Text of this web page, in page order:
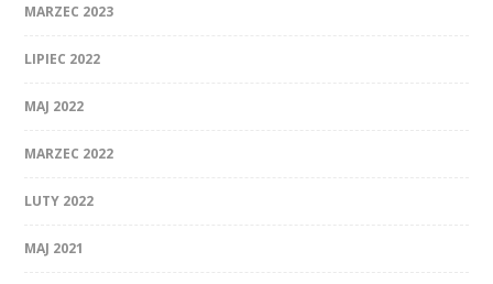
MARZEC 2023
LIPIEC 2022
MAJ 2022
MARZEC 2022
LUTY 2022
MAJ 2021